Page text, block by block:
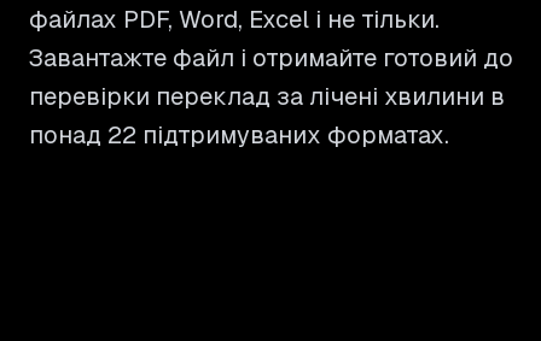
файлах PDF, Word, Excel і не тільки.
Завантажте файл і отримайте готовий до
перевірки переклад за лічені хвилини в
понад 22 підтримуваних форматах.